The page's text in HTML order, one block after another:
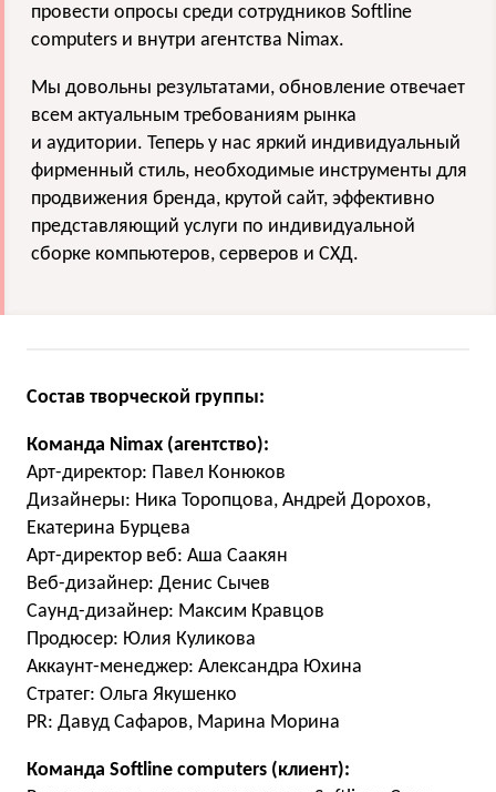
провести опросы среди сотрудников Softline
сomputers и внутри агентства Nimax.
Мы довольны результатами, обновление отвечает
всем актуальным требованиям рынка
и аудитории. Теперь у нас яркий индивидуальный
фирменный стиль, необходимые инструменты для
продвижения бренда, крутой сайт, эффективно
представляющий услуги по индивидуальной
сборке компьютеров, серверов и СХД.
Состав творческой группы:
Команда Nimax (агентство):
Арт-директор: Павел Конюков
Дизайнеры: Ника Торопцова, Андрей Дорохов,
Екатерина Бурцева
Арт-директор веб: Аша Саакян
Веб-дизайнер: Денис Сычев
Саунд-дизайнер: Максим Кравцов
Продюсер: Юлия Куликова
Аккаунт-менеджер: Александра Юхина
Стратег: Ольга Якушенко
PR: Давуд Сафаров, Марина Морина
Команда Softline computers (клиент):